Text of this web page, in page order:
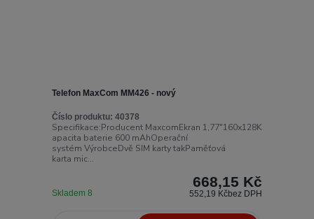
Telefon MaxCom MM426 - nový
Číslo produktu: 40378
Specifikace:Producent MaxcomEkran 1,77"160x128K
apacita baterie 600 mAhOperační
systém VýrobceDvě SIM karty takPaměťová
karta mic...
668,15 Kč
552,19 Kčbez DPH
Skladem 8